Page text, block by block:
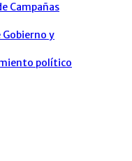
Campañas
y
político